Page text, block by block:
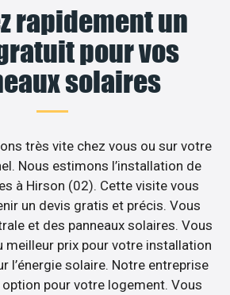
rapidement un
pour vos
solaires
très vite chez vous ou sur votre
Nous estimons l’installation de
à Hirson (02). Cette visite vous
un devis gratis et précis. Vous
et des panneaux solaires. Vous
meilleur prix pour votre installation
l’énergie solaire. Notre entreprise
pour votre logement. Vous